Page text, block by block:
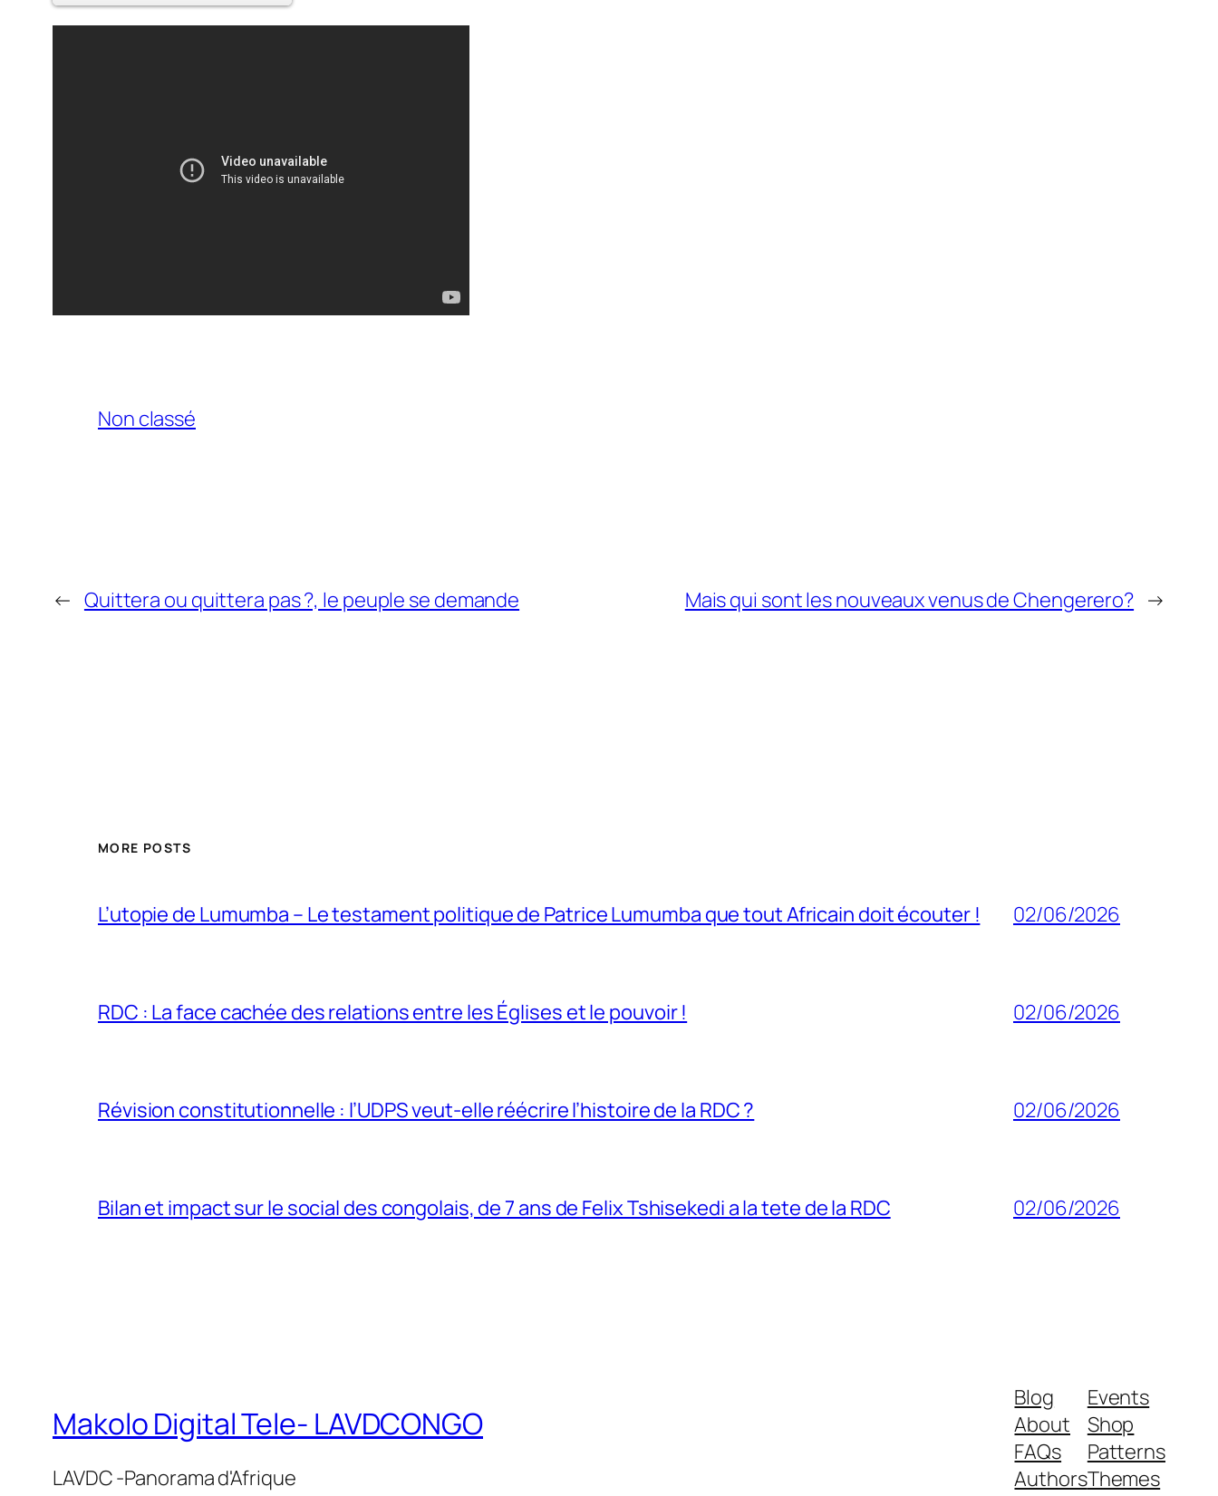
Non classé
← Quittera ou quittera pas ?, le peuple se demande Mais qui sont les nouveaux venus de Chengerero? →
MORE POSTS
L’utopie de Lumumba – Le testament politique de Patrice Lumumba que tout Africain doit écouter ! 02/06/2026
RDC : La face cachée des relations entre les Églises et le pouvoir ! 02/06/2026
Révision constitutionnelle : l’UDPS veut-elle réécrire l’histoire de la RDC ? 02/06/2026
Bilan et impact sur le social des congolais, de 7 ans de Felix Tshisekedi a la tete de la RDC 02/06/2026
Makolo Digital Tele- LAVDCONGO
LAVDC -Panorama d'Afrique
Blog
About
FAQs
Authors
Events
Shop
Patterns
Themes